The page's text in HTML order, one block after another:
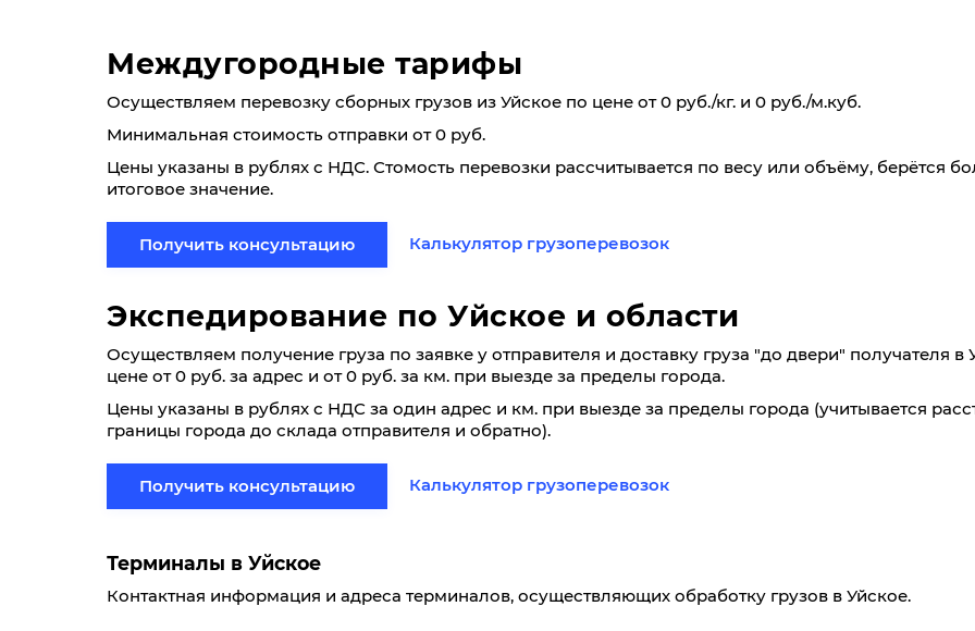
Междугородные тарифы
Осуществляем перевозку сборных грузов из Уйское по цене от 0 руб./кг. и 0 руб./м.куб.
Минимальная стоимость отправки от 0 руб.
Цены указаны в рублях с НДС. Стомость перевозки рассчитывается по весу или объёму, берётся
итоговое значение.
Получить консультацию Калькулятор грузоперевозок
Экспедирование по Уйское и области
Осуществляем получение груза по заявке у отправителя и доставку груза "до двери" получателя в
цене от 0 руб. за адрес и от 0 руб. за км. при выезде за пределы города.
Цены указаны в рублях с НДС за один адрес и км. при выезде за пределы города (учитывается
границы города до склада отправителя и обратно).
Получить консультацию Калькулятор грузоперевозок
Терминалы в Уйское
Контактная информация и адреса терминалов, осуществляющих обработку грузов в Уйское.